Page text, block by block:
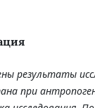
результаты
при